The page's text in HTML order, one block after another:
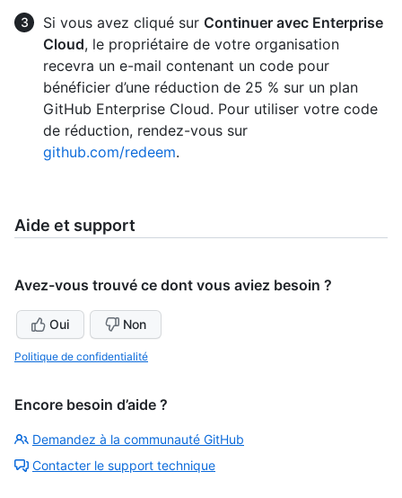
Si vous avez cliqué sur Continuer avec Enterprise
Cloud, le propriétaire de votre organisation
recevra un e-mail contenant un code pour
bénéficier d’une réduction de 25 % sur un plan
GitHub Enterprise Cloud. Pour utiliser votre code
de réduction, rendez-vous sur
github.com/redeem.
Aide et support
Avez-vous trouvé ce dont vous aviez besoin ?
Oui Non
Politique de confidentialité
Encore besoin d’aide ?
Demandez à la communauté GitHub
Contacter le support technique